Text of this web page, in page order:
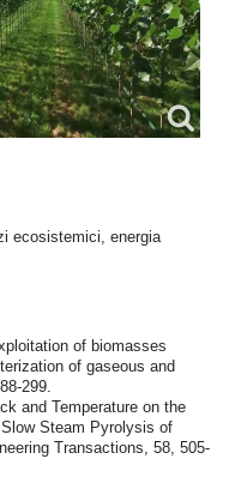
ecosistemici, energia
of biomasses
of gaseous and
299.
and Temperature on the
Steam Pyrolysis of
Transactions, 58, 505-